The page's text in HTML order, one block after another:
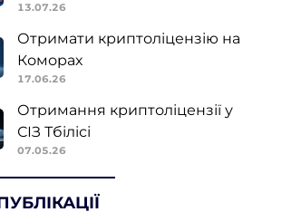
13.07.26
Отримати криптоліцензію на
Коморах
17.06.26
Отримання криптоліцензії у
СІЗ Тбілісі
07.05.26